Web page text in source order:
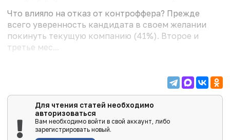
Что влияло на отказ от контроффера? Прежде
всего уверенность кандидата в своем желании
покинуть текущую компанию (41%). Второе и
третье мес...
Для чтения статей необходимо
авторизоваться
Вам необходимо войти в свой аккаунт, либо
зарегистрировать новый.